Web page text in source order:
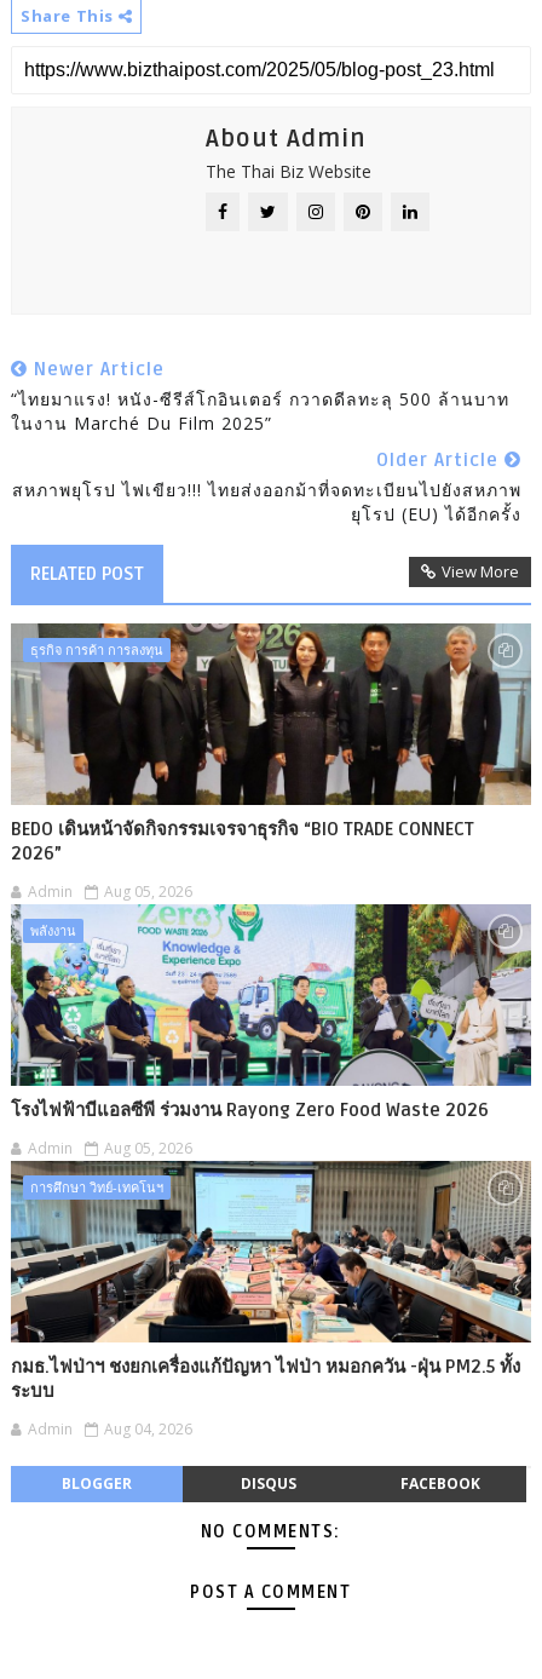
Share This
About Admin
The Thai Biz Website
Newer Article
“ไทยมาแรง! หนัง-ซีรีส์โกอินเตอร์ กวาดดีลทะลุ 500 ล้านบาท
ในงาน Marché Du Film 2025”
Older Article
สหภาพยุโรป ไฟเขียว!!! ไทยส่งออกม้าที่จดทะเบียนไปยังสหภาพ
ยุโรป (EU) ได้อีกครั้ง
RELATED POST View More
ธุรกิจ การค้า การลงทุน
BEDO เดินหน้าจัดกิจกรรมเจรจาธุรกิจ “BIO TRADE CONNECT
2026”
Admin Aug 05, 2026
พลังงาน
โรงไฟฟ้าบีแอลซีพี ร่วมงาน Rayong Zero Food Waste 2026
Admin Aug 05, 2026
การศึกษา วิทย์-เทคโนฯ
กมธ.ไฟป่าฯ ชงยกเครื่องแก้ปัญหา ไฟป่า หมอกควัน -​ฝุ่น PM2.5 ทั้ง
ระบบ
Admin Aug 04, 2026
BLOGGER DISQUS FACEBOOK
NO COMMENTS:
POST A COMMENT